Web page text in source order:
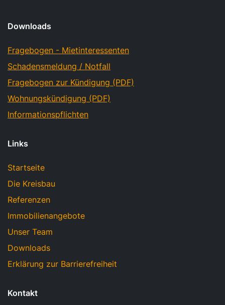
Downloads
Fragebogen - Mietinteressenten
Schadensmeldung / Notfall
Fragebogen zur Kündigung (PDF)
Wohnungskündigung (PDF)
Informationspflichten
Links
Startseite
Die Kreisbau
Referenzen
Immobilienangebote
Unser Team
Downloads
Erklärung zur Barrierefreiheit
Kontakt